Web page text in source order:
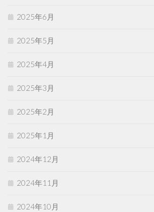
2025年6月
2025年5月
2025年4月
2025年3月
2025年2月
2025年1月
2024年12月
2024年11月
2024年10月